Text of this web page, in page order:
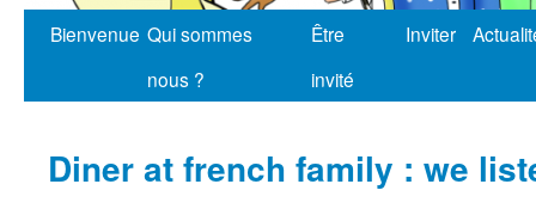
Bienvenue Qui sommes
nous ?
Être
invité
Inviter
Diner at french family : we